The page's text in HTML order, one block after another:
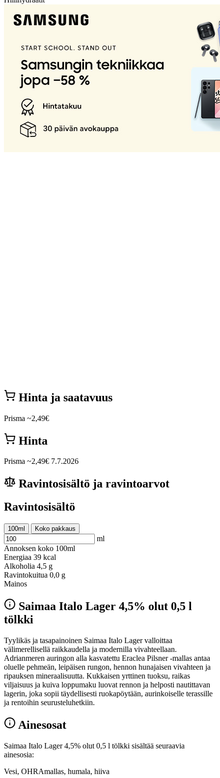
Hinta ja saatavuus
Prisma ~2,49€
Hinta
Prisma ~2,49€ 7.7.2026
Ravintosisältö ja ravintoarvot
Ravintosisältö
100ml Koko pakkaus
ml
Annoksen koko 100ml
Energiaa 39 kcal
Alkoholia 4,5 g
Ravintokuitua 0,0 g
Mainos
Saimaa Italo Lager 4,5% olut 0,5 l
tölkki
Tyylikäs ja tasapainoinen Saimaa Italo Lager valloittaa
välimerellisellä raikkaudella ja modernilla vivahteellaan.
Adrianmeren auringon alla kasvatettu Eraclea Pilsner -mallas antaa
oluelle pehmeän, leipäisen rungon, hennon hunajaisen vivahteen ja
ripauksen mineraalisuutta. Kukkaisen yrttinen tuoksu, raikas
viljaisuus ja kuiva loppumaku luovat rennon ja helposti nautittavan
lagerin, joka sopii täydellisesti ruokapöytään, aurinkoiselle terassille
ja rentoihin seurusteluhetkiin.
Ainesosat
Saimaa Italo Lager 4,5% olut 0,5 l tölkki sisältää seuraavia
ainesosia:
Vesi, OHRAmallas, humala, hiiva